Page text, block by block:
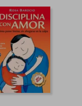
5%
dcto.